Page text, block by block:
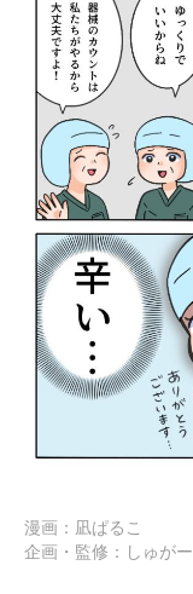
漫画：凪ぱるこ
企画・監修：しゅがー